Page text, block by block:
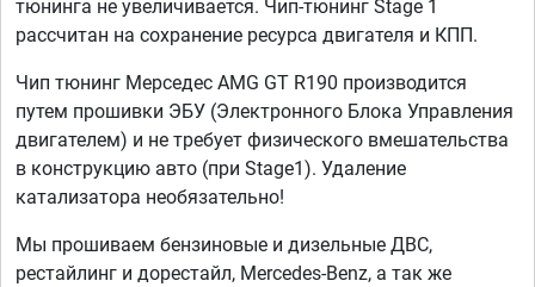
тюнинга не увеличивается. Чип-тюнинг Stage 1
рассчитан на сохранение ресурса двигателя и КПП.
Чип тюнинг Мерседес AMG GT R190 производится
путем прошивки ЭБУ (Электронного Блока Управления
двигателем) и не требует физического вмешательства
в конструкцию авто (при Stage1). Удаление
катализатора необязательно!
Мы прошиваем бензиновые и дизельные ДВС,
рестайлинг и дорестайл, Mercedes-Benz, а так же